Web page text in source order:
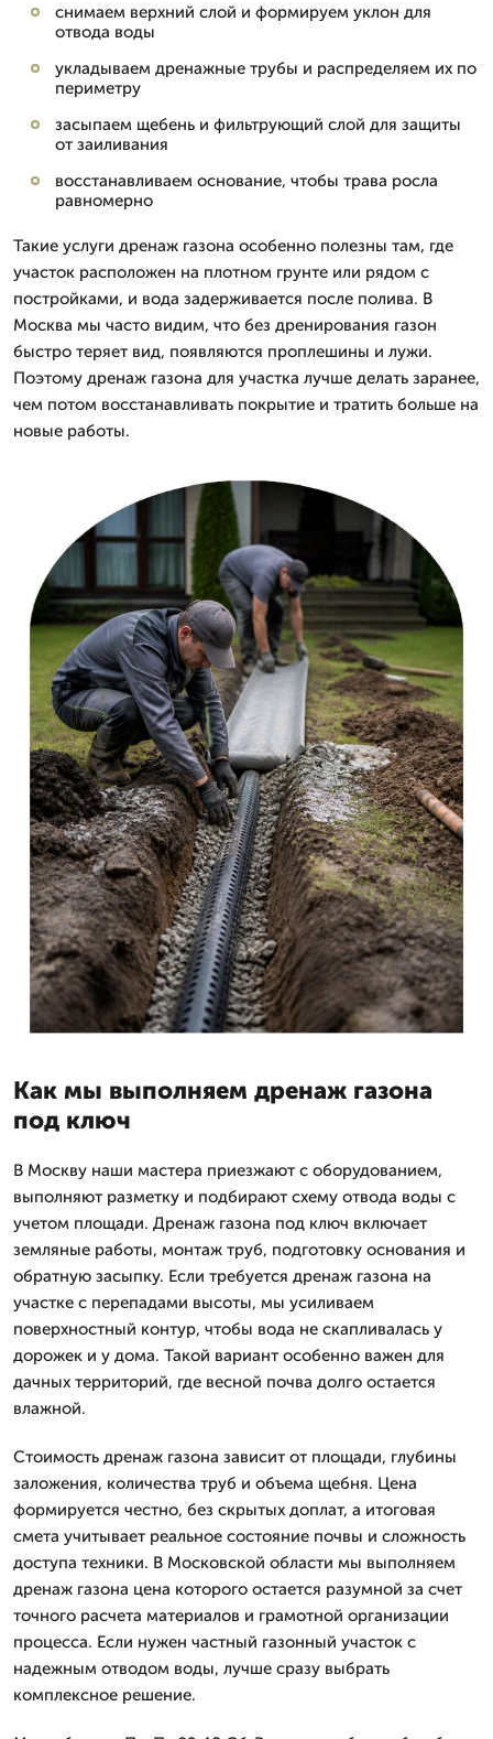
снимаем верхний слой и формируем уклон для
отвода воды
укладываем дренажные трубы и распределяем их по
периметру
засыпаем щебень и фильтрующий слой для защиты
от заиливания
восстанавливаем основание, чтобы трава росла
равномерно
Такие услуги дренаж газона особенно полезны там, где
участок расположен на плотном грунте или рядом с
постройками, и вода задерживается после полива. В
Москва мы часто видим, что без дренирования газон
быстро теряет вид, появляются проплешины и лужи.
Поэтому дренаж газона для участка лучше делать заранее,
чем потом восстанавливать покрытие и тратить больше на
новые работы.
Как мы выполняем дренаж газона
под ключ
В Москву наши мастера приезжают с оборудованием,
выполняют разметку и подбирают схему отвода воды с
учетом площади. Дренаж газона под ключ включает
земляные работы, монтаж труб, подготовку основания и
обратную засыпку. Если требуется дренаж газона на
участке с перепадами высоты, мы усиливаем
поверхностный контур, чтобы вода не скапливалась у
дорожек и у дома. Такой вариант особенно важен для
дачных территорий, где весной почва долго остается
влажной.
Стоимость дренаж газона зависит от площади, глубины
заложения, количества труб и объема щебня. Цена
формируется честно, без скрытых доплат, а итоговая
смета учитывает реальное состояние почвы и сложность
доступа техники. В Московской области мы выполняем
дренаж газона цена которого остается разумной за счет
точного расчета материалов и грамотной организации
процесса. Если нужен частный газонный участок с
надежным отводом воды, лучше сразу выбрать
комплексное решение.